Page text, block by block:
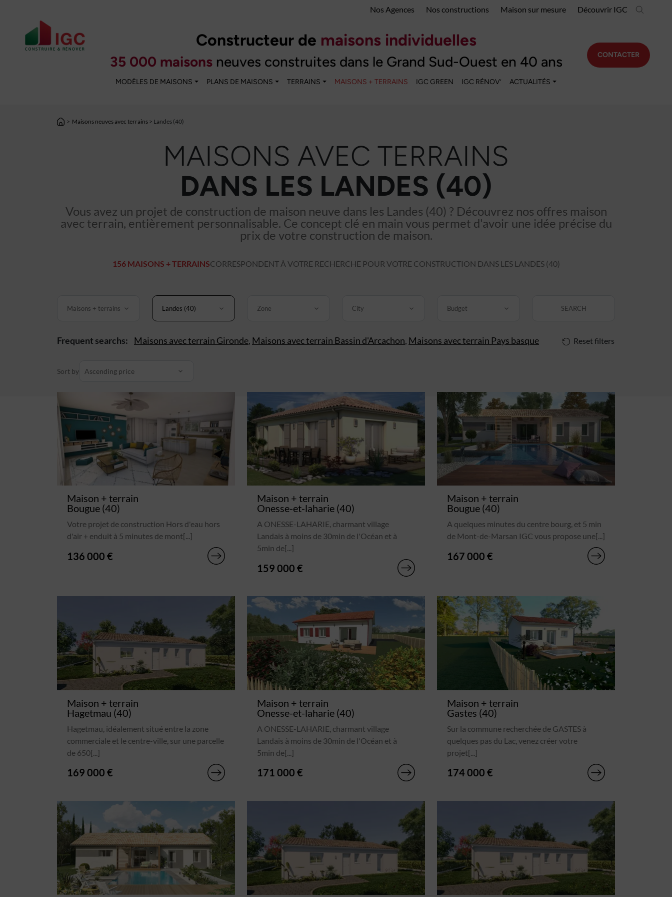
Nos Agences Nos constructions Maison sur mesure Découvrir IGC
Constructeur de maisons individuelles
35 000 maisonsneuves construites dans le Grand Sud-Ouest en 40 ans
MODÈLES DE MAISONS PLANS DE MAISONS TERRAINS MAISONS + TERRAINS IGC GREEN IGC RÉNOV’ ACTUALITÉS
CONTACTER
> Maisons neuves avec terrains > Landes (40)
MAISONS AVEC TERRAINS
DANS LES LANDES (40)
Vous avez un projet de construction de maison neuve dans les Landes (40) ? Découvrez nos offres maison
avec terrain, entièrement personnalisable. Ce concept clé en main vous permet d'avoir une idée précise du
prix de votre construction de maison.
156 MAISONS + TERRAINSCORRESPONDENT À VOTRE RECHERCHE POUR VOTRE CONSTRUCTION DANS LES LANDES (40)
Maisons + terrains Landes (40) Zone City Budget SEARCH
Frequent searchs: Maisons avec terrain Gironde, Maisons avec terrain Bassin d'Arcachon, Maisons avec terrain Pays basque Reset filters
Sort by Ascending price
Maison + terrain
Bougue (40)
Votre projet de construction Hors d'eau hors
d'air + enduit à 5 minutes de mont[...]
136 000 €
Maison + terrain
Onesse-et-laharie (40)
A ONESSE-LAHARIE, charmant village
Landais à moins de 30min de l'Océan et à
5min de[...]
159 000 €
Maison + terrain
Bougue (40)
A quelques minutes du centre bourg, et 5 min
de Mont-de-Marsan IGC vous propose une[...]
167 000 €
Maison + terrain
Hagetmau (40)
Hagetmau, idéalement situé entre la zone
commerciale et le centre-ville, sur une parcelle
de 650[...]
169 000 €
Maison + terrain
Onesse-et-laharie (40)
A ONESSE-LAHARIE, charmant village
Landais à moins de 30min de l'Océan et à
5min de[...]
171 000 €
Maison + terrain
Gastes (40)
Sur la commune recherchée de GASTES à
quelques pas du Lac, venez créer votre
projet[...]
174 000 €